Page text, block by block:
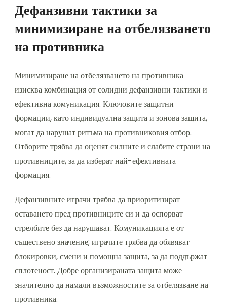
Дефанзивни тактики за
минимизиране на отбелязването
на противника
Минимизиране на отбелязването на противника
изисква комбинация от солидни дефанзивни тактики и
ефективна комуникация. Ключовите защитни
формации, като индивидуална защита и зонова защита,
могат да нарушат ритъма на противниковия отбор.
Отборите трябва да оценят силните и слабите страни на
противниците, за да изберат най-ефективната
формация.
Дефанзивните играчи трябва да приоритизират
оставането пред противниците си и да оспорват
стрелбите без да нарушават. Комуникацията е от
съществено значение; играчите трябва да обявяват
блокировки, смени и помощна защита, за да поддържат
сплотеност. Добре организираната защита може
значително да намали възможностите за отбелязване на
противника.